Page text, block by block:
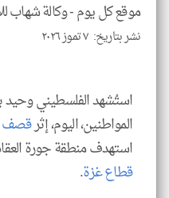
موقع كل يوم -وكالة شهاب
نشر بتاريخ: ٧ تموز ٢٠٢٦
استُشهد الفلسطيني
المواطنين، اليوم، إثرقصف
استهدف منطقة جورة
قطاع غزة.